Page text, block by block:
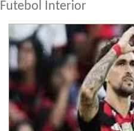
Futebol Interior